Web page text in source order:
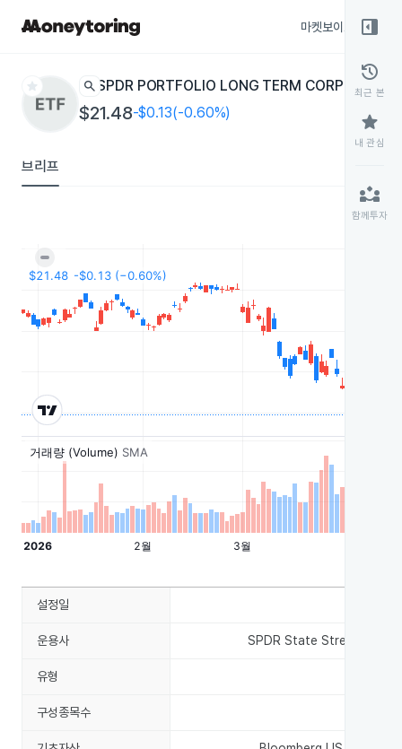
마켓보이스
star search SPDR PORTFOLIO LONG TERM CORPORATE
$21.48-$0.13(-0.60%)
브리프
right_panel_open
history
최근 본
star
내 관심
partner_exchange
함께투자